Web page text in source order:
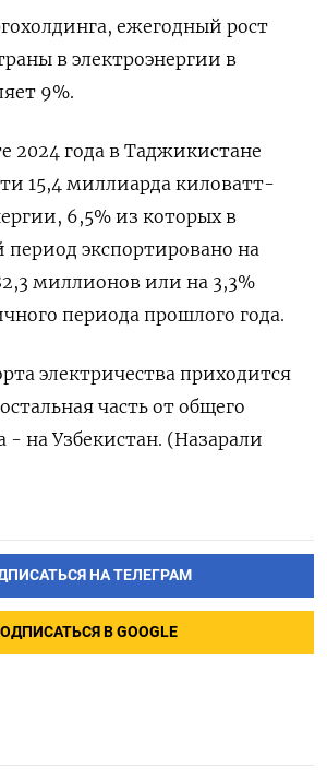
ежегодный рост
в электроэнергии в
9%.
2024 года в Таджикистане
15,4 миллиарда киловатт-
6,5% из которых в
период экспортировано на
миллионов или на 3,3%
периода прошлого года.
электричества приходится
часть от общего
- на Узбекистан. (Назарали
НА ТЕЛЕГРАМ
В GOOGLE